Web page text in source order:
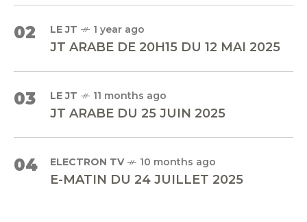
02 LE JT 1 year ago
JT ARABE DE 20H15 DU 12 MAI 2025
03 LE JT 11 months ago
JT ARABE DU 25 JUIN 2025
04 ELECTRON TV 10 months ago
E-MATIN DU 24 JUILLET 2025